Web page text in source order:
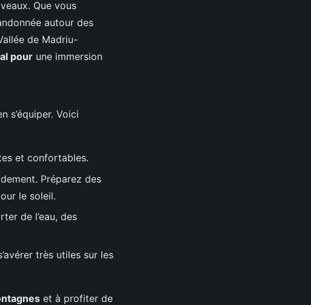
Que vous
autour des
de Madriu-
pour une immersion
s’équiper. Voici
et confortables.
Préparez des
le soleil.
de l’eau, des
très utiles sur les
et à profiter de